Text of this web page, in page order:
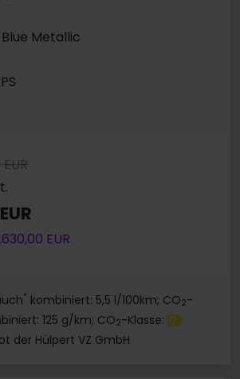
Metallic
EUR
* kombiniert: 5,5 l/100km; CO2-
125 g/km; CO2-Klasse: D
der Hülpert VZ GmbH